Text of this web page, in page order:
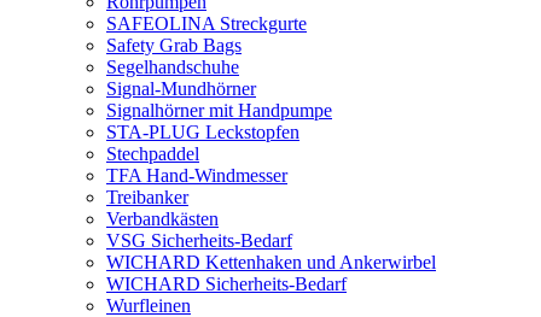
SAFEOLINA Streckgurte
Safety Grab Bags
Segelhandschuhe
Signal-Mundhörner
Signalhörner mit Handpumpe
STA-PLUG Leckstopfen
Stechpaddel
TFA Hand-Windmesser
Treibanker
Verbandkästen
VSG Sicherheits-Bedarf
WICHARD Kettenhaken und Ankerwirbel
WICHARD Sicherheits-Bedarf
Wurfleinen